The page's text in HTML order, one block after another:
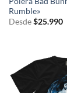
Rumble»
Desde $25.990